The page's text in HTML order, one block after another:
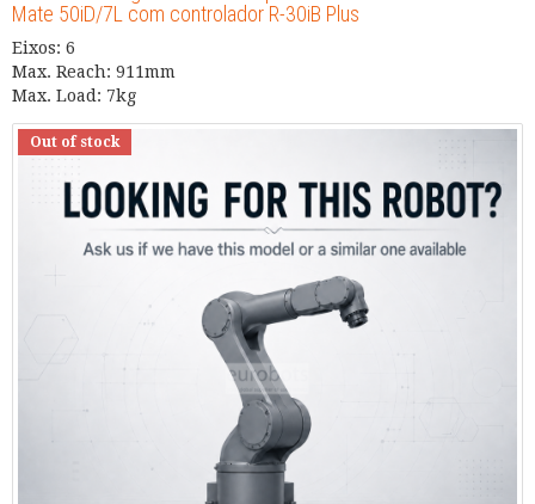
Mate 50iD/7L com controlador R-30iB Plus
Eixos: 6
Max. Reach: 911mm
Max. Load: 7kg
Out of stock